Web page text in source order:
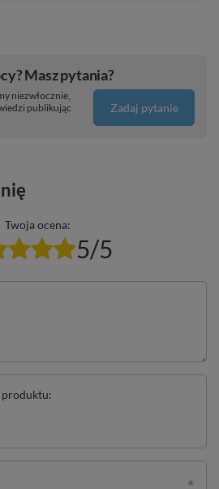
Masz pytania?
niezwłocznie,
publikując
Zadaj pytanie
Twoja ocena:
5/5
produktu: